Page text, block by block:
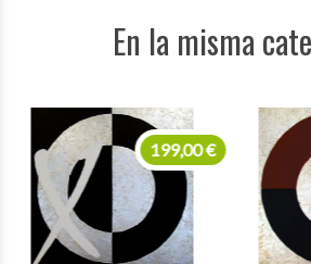
En la misma
199,00 €